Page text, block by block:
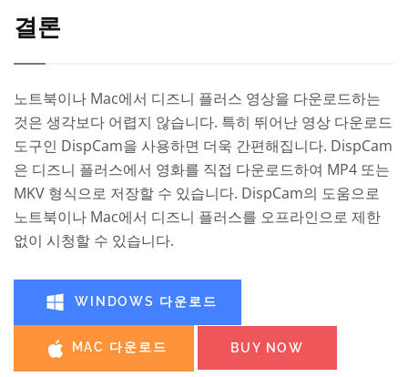
결론
노트북이나 Mac에서 디즈니 플러스 영상을 다운로드하는
것은 생각보다 어렵지 않습니다. 특히 뛰어난 영상 다운로드
도구인 DispCam을 사용하면 더욱 간편해집니다. DispCam
은 디즈니 플러스에서 영화를 직접 다운로드하여 MP4 또는
MKV 형식으로 저장할 수 있습니다. DispCam의 도움으로
노트북이나 Mac에서 디즈니 플러스를 오프라인으로 제한
없이 시청할 수 있습니다.
WINDOWS 다운로드
MAC 다운로드 BUY NOW